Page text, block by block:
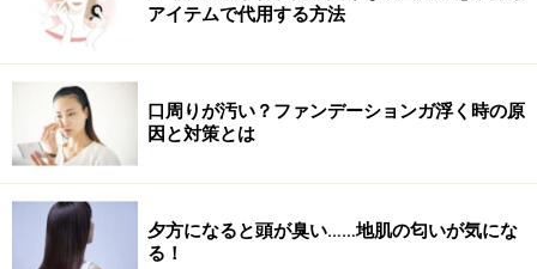
アイテムで代用する方法
口周りが汚い？ファンデーションガ浮く時の原
因と対策とは
夕方になると頭が臭い……地肌の匂いが気にな
る！